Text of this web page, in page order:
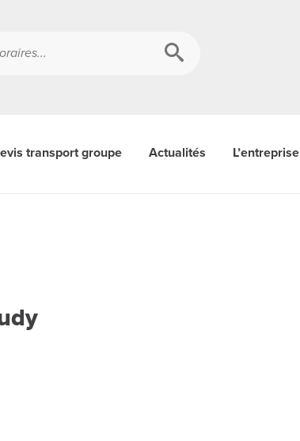
transport groupe Actualités L’entreprise